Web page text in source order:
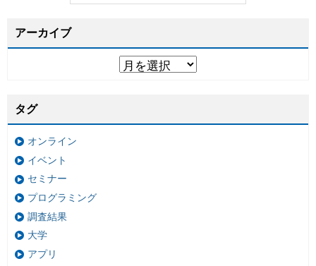
アーカイブ
タグ
オンライン
イベント
セミナー
プログラミング
調査結果
大学
アプリ